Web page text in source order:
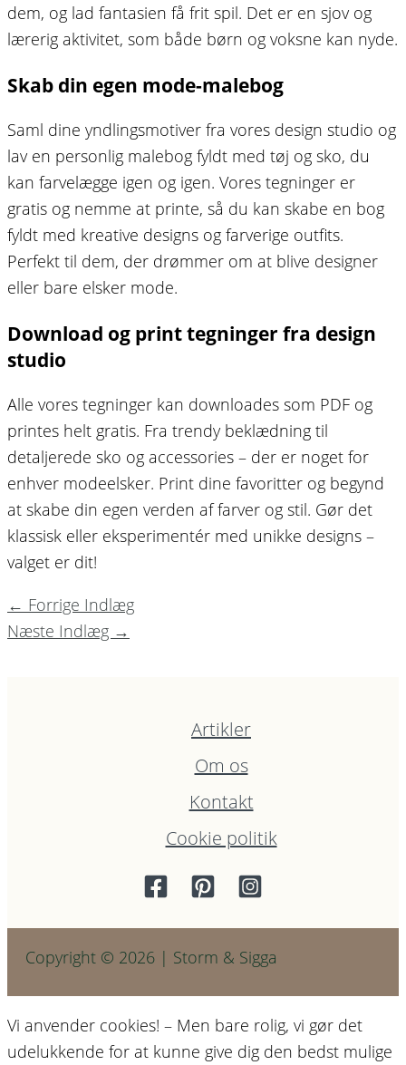
dem, og lad fantasien få frit spil. Det er en sjov og
lærerig aktivitet, som både børn og voksne kan nyde.
Skab din egen mode-malebog
Saml dine yndlingsmotiver fra vores design studio og
lav en personlig malebog fyldt med tøj og sko, du
kan farvelægge igen og igen. Vores tegninger er
gratis og nemme at printe, så du kan skabe en bog
fyldt med kreative designs og farverige outfits.
Perfekt til dem, der drømmer om at blive designer
eller bare elsker mode.
Download og print tegninger fra design
studio
Alle vores tegninger kan downloades som PDF og
printes helt gratis. Fra trendy beklædning til
detaljerede sko og accessories – der er noget for
enhver modeelsker. Print dine favoritter og begynd
at skabe din egen verden af farver og stil. Gør det
klassisk eller eksperimentér med unikke designs –
valget er dit!
← Forrige Indlæg
Næste Indlæg →
Artikler
Om os
Kontakt
Cookie politik
Copyright © 2026 | Storm & Sigga
Vi anvender cookies! – Men bare rolig, vi gør det
udelukkende for at kunne give dig den bedst mulige